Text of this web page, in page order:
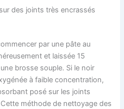
des joints très encrassés
par une pâte au
et laissée 15
brosse souple. Si le noir
à faible concentration,
posé sur les joints
méthode de nettoyage des